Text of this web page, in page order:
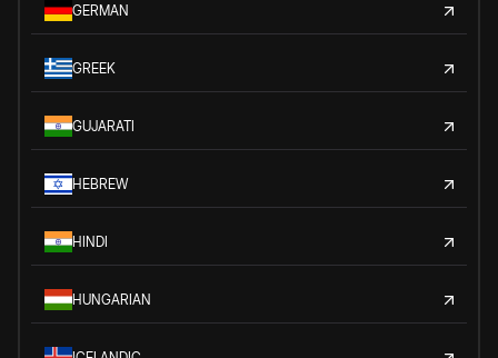
GERMAN
GREEK
GUJARATI
HEBREW
HINDI
HUNGARIAN